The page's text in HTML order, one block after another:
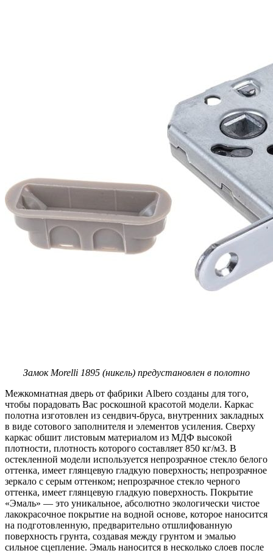
Замок Morelli 1895 (никель) предустановлен в полотно
Межкомнатная дверь от фабрики Albero созданы для того,
чтобы порадовать Вас роскошной красотой модели. Каркас
полотна изготовлен из сендвич-бруса, внутренних закладных
в виде сотового заполнителя и элементов усиления. Сверху
каркас обшит листовым материалом из МДФ высокой
плотности, плотность которого составляет 850 кг/м3. В
остекленной модели используется непрозрачное стекло белого
оттенка, имеет глянцевую гладкую поверхность; непрозрачное
зеркало с серым оттенком; непрозрачное стекло черного
оттенка, имеет глянцевую гладкую поверхность. Покрытие
«Эмаль» — это уникальное, абсолютно экологически чистое
лакокрасочное покрытие на водной основе, которое наносится
на подготовленную, предварительно отшлифованную
поверхность грунта, создавая между грунтом и эмалью
сильное сцепление. Эмаль наносится в несколько слоев после